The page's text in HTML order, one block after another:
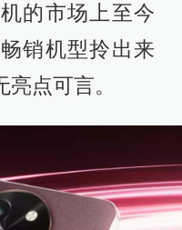
的市场上至今
销机型拎出来
点可言。